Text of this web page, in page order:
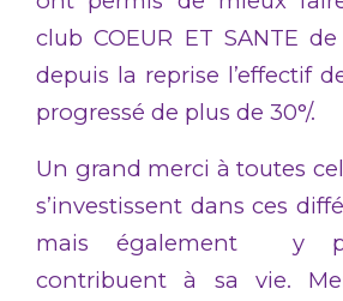
club COEUR ET SANTE
depuis la reprise l’effectif
progressé de plus de 30°/.
Un grand merci à toutes
s’investissent dans ces
mais également y
contribuent à sa vie.